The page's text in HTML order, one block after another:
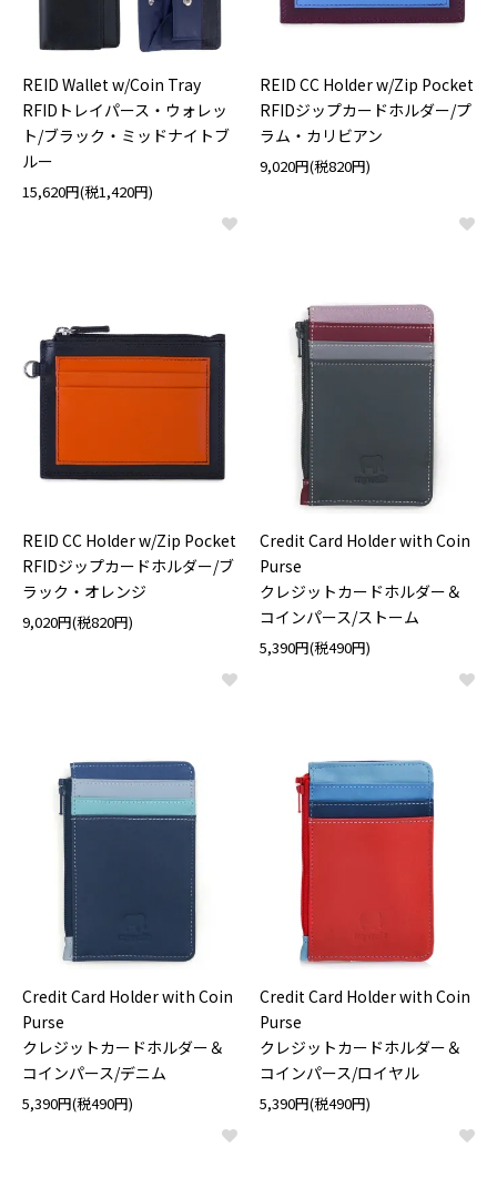
REID Wallet w/Coin Tray
RFIDトレイパース・ウォレッ
ト/ブラック・ミッドナイトブ
ルー
15,620円(税1,420円)
REID CC Holder w/Zip Pocket
RFIDジップカードホルダー/プ
ラム・カリビアン
9,020円(税820円)
REID CC Holder w/Zip Pocket
RFIDジップカードホルダー/ブ
ラック・オレンジ
9,020円(税820円)
Credit Card Holder with Coin
Purse
クレジットカードホルダー＆
コインパース/ストーム
5,390円(税490円)
Credit Card Holder with Coin
Purse
クレジットカードホルダー＆
コインパース/デニム
5,390円(税490円)
Credit Card Holder with Coin
Purse
クレジットカードホルダー＆
コインパース/ロイヤル
5,390円(税490円)